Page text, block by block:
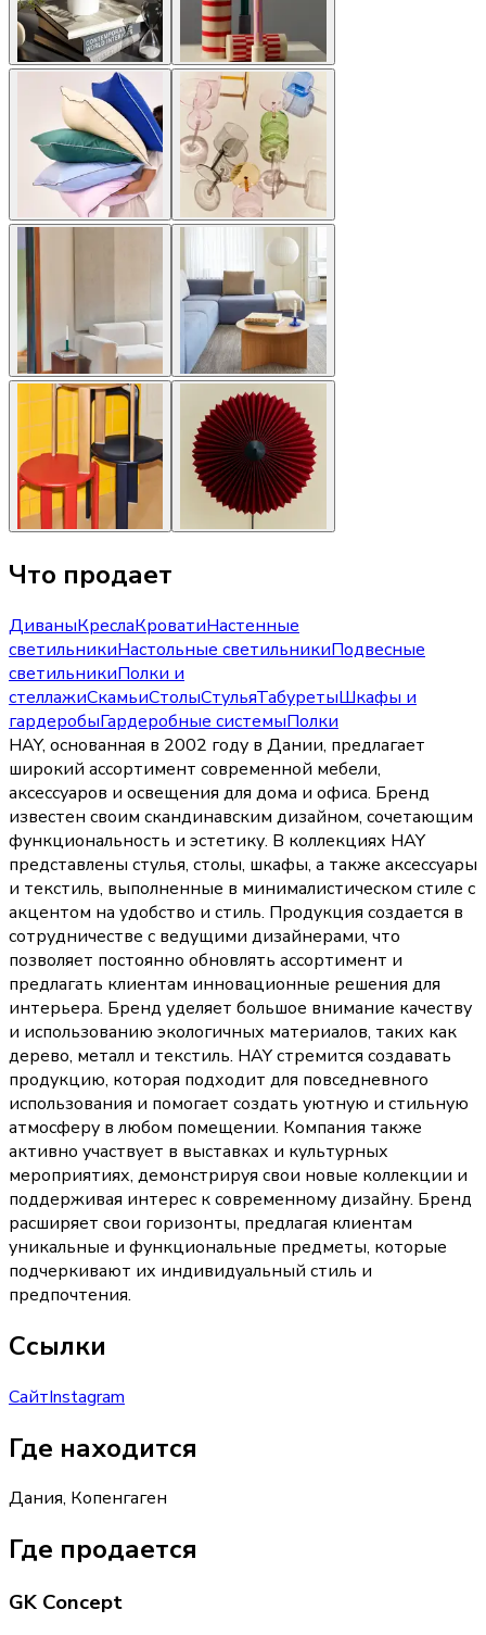
Что продает
ДиваныКреслаКроватиНастенные
светильникиНастольные светильникиПодвесные
светильникиПолки и
стеллажиСкамьиСтолыСтульяТабуретыШкафы и
гардеробыГардеробные системыПолки
HAY, основанная в 2002 году в Дании, предлагает
широкий ассортимент современной мебели,
аксессуаров и освещения для дома и офиса. Бренд
известен своим скандинавским дизайном, сочетающим
функциональность и эстетику. В коллекциях HAY
представлены стулья, столы, шкафы, а также аксессуары
и текстиль, выполненные в минималистическом стиле с
акцентом на удобство и стиль. Продукция создается в
сотрудничестве с ведущими дизайнерами, что
позволяет постоянно обновлять ассортимент и
предлагать клиентам инновационные решения для
интерьера. Бренд уделяет большое внимание качеству
и использованию экологичных материалов, таких как
дерево, металл и текстиль. HAY стремится создавать
продукцию, которая подходит для повседневного
использования и помогает создать уютную и стильную
атмосферу в любом помещении. Компания также
активно участвует в выставках и культурных
мероприятиях, демонстрируя свои новые коллекции и
поддерживая интерес к современному дизайну. Бренд
расширяет свои горизонты, предлагая клиентам
уникальные и функциональные предметы, которые
подчеркивают их индивидуальный стиль и
предпочтения.
Ссылки
СайтInstagram
Где находится
Дания, Копенгаген
Где продается
GK Concept